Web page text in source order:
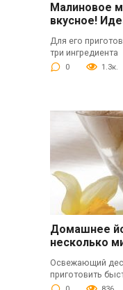
Малиновое
вкусное!
Для его
три ингредиента
0 1.3к.
Домашнее
несколько
Освежающий
приготовить